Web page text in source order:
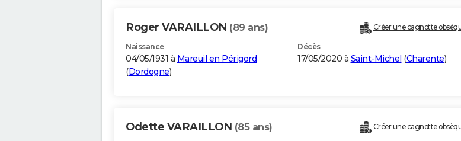
Roger VARAILLON (89 ans) Créer une cagnotte
Naissance
04/05/1931 à Mareuil en Périgord
(Dordogne)
Décès
17/05/2020 à Saint-Michel (Charente)
Odette VARAILLON (85 ans) Créer une cagnotte